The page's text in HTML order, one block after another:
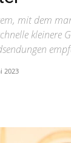
mit dem
kleinere
2023